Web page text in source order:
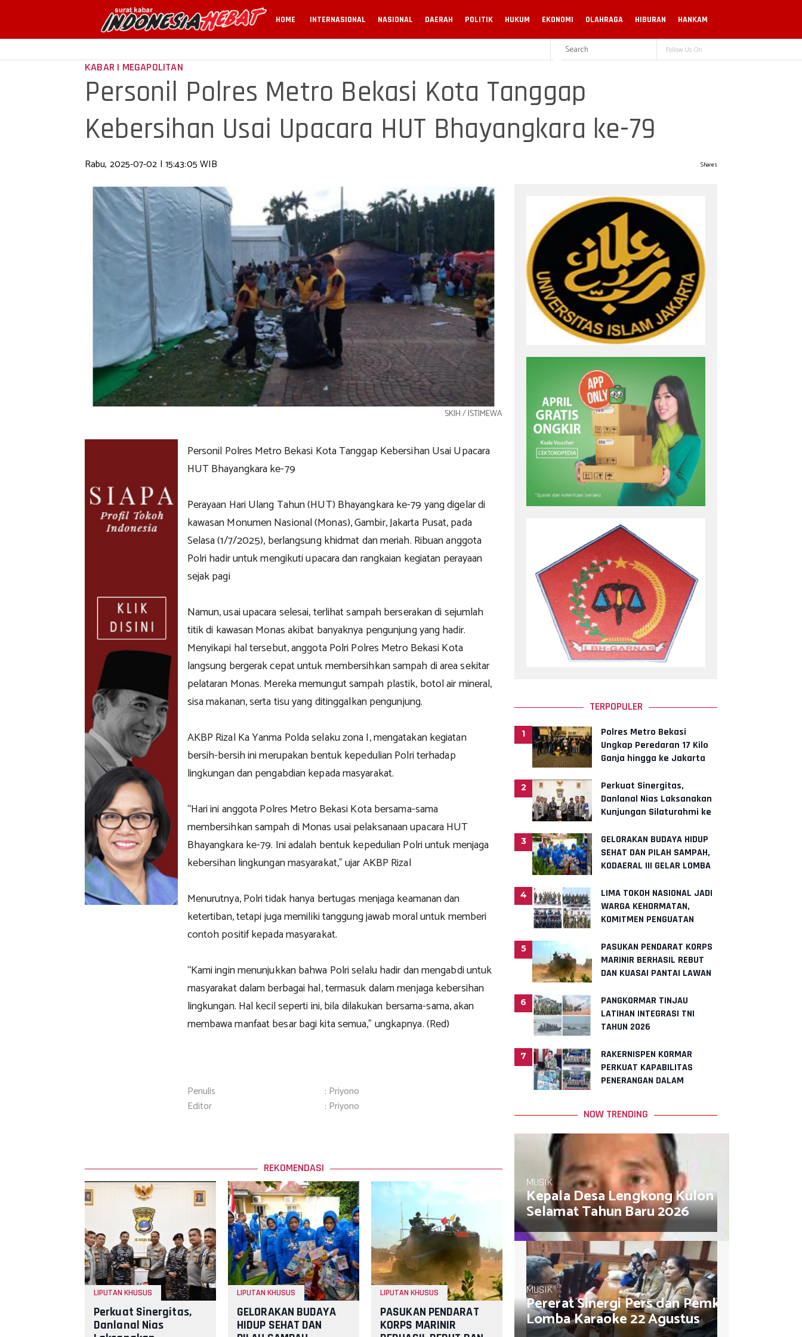
HOME INTERNASIONAL NASIONAL DAERAH POLITIK HUKUM EKONOMI OLAHRAGA HIBURAN HANKAM
Follow Us On
KABAR | MEGAPOLITAN
Personil Polres Metro Bekasi Kota Tanggap
Kebersihan Usai Upacara HUT Bhayangkara ke-79
Rabu, 2025-07-02 | 15:43:05 WIB Shares
SKIH / ISTIMEWA
Personil Polres Metro Bekasi Kota Tanggap Kebersihan Usai Upacara
HUT Bhayangkara ke-79
Perayaan Hari Ulang Tahun (HUT) Bhayangkara ke-79 yang digelar di
kawasan Monumen Nasional (Monas), Gambir, Jakarta Pusat, pada
Selasa (1/7/2025), berlangsung khidmat dan meriah. Ribuan anggota
Polri hadir untuk mengikuti upacara dan rangkaian kegiatan perayaan
sejak pagi
Namun, usai upacara selesai, terlihat sampah berserakan di sejumlah
titik di kawasan Monas akibat banyaknya pengunjung yang hadir.
Menyikapi hal tersebut, anggota Polri Polres Metro Bekasi Kota
langsung bergerak cepat untuk membersihkan sampah di area sekitar
pelataran Monas. Mereka memungut sampah plastik, botol air mineral,
sisa makanan, serta tisu yang ditinggalkan pengunjung.
AKBP Rizal Ka Yanma Polda selaku zona I, mengatakan kegiatan
bersih-bersih ini merupakan bentuk kepedulian Polri terhadap
lingkungan dan pengabdian kepada masyarakat.
“Hari ini anggota Polres Metro Bekasi Kota bersama-sama
membersihkan sampah di Monas usai pelaksanaan upacara HUT
Bhayangkara ke-79. Ini adalah bentuk kepedulian Polri untuk menjaga
kebersihan lingkungan masyarakat,” ujar AKBP Rizal
Menurutnya, Polri tidak hanya bertugas menjaga keamanan dan
ketertiban, tetapi juga memiliki tanggung jawab moral untuk memberi
contoh positif kepada masyarakat.
“Kami ingin menunjukkan bahwa Polri selalu hadir dan mengabdi untuk
masyarakat dalam berbagai hal, termasuk dalam menjaga kebersihan
lingkungan. Hal kecil seperti ini, bila dilakukan bersama-sama, akan
membawa manfaat besar bagi kita semua,” ungkapnya. (Red)
Penulis
: Priyono
Editor
: Priyono
REKOMENDASI
LIPUTAN KHUSUS
Perkuat Sinergitas,
Danlanal Nias
LIPUTAN KHUSUS
GELORAKAN BUDAYA
HIDUP SEHAT DAN
LIPUTAN KHUSUS
PASUKAN PENDARAT
KORPS MARINIR
TERPOPULER
1
Polres Metro Bekasi
Ungkap Peredaran 17 Kilo
Ganja hingga ke Jakarta
2
Perkuat Sinergitas,
Danlanal Nias Laksanakan
Kunjungan Silaturahmi ke
3
GELORAKAN BUDAYA HIDUP
SEHAT DAN PILAH SAMPAH,
KODAERAL III GELAR LOMBA
4
LIMA TOKOH NASIONAL JADI
WARGA KEHORMATAN,
KOMITMEN PENGUATAN
SOLID
5
PASUKAN PENDARAT KORPS
MARINIR BERHASIL REBUT
DAN KUASAI PANTAI LAWAN
6
PANGKORMAR TINJAU
LATIHAN INTEGRASI TNI
TAHUN 2026
7
RAKERNISPEN KORMAR
PERKUAT KAPABILITAS
PENERANGAN DALAM
NOW TRENDING
MUSIK
Kepala Desa Lengkong Kulon Muhamad
Selamat Tahun Baru 2026
MUSIK
Pererat Sinergi Pers dan Pemkot, AJB
Lomba Karaoke 22 Agustus